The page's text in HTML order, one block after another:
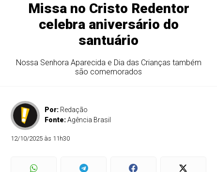
Missa no Cristo Redentor
celebra aniversário do
santuário
Nossa Senhora Aparecida e Dia das Crianças também
são comemorados
Por: Redação
Fonte:Agência Brasil
12/10/2025 às 11h30